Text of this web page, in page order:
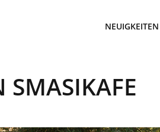
NEUIGKEITEN
SMASIKAFE